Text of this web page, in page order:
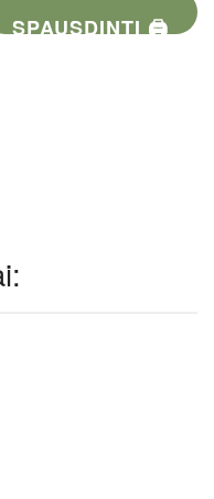
SPAUSDINTI 🖨